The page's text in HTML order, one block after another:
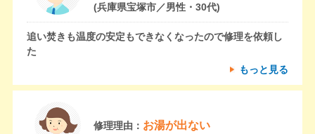
(兵庫県宝塚市／男性・30代)
追い焚きも温度の安定もできなくなったので修理を依頼し
た
もっと見る
修理理由： お湯が出ない